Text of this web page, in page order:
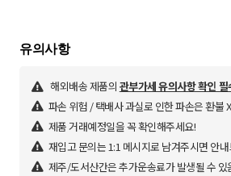
유의사항
해외배송 제품의 관부가세 유의사항 확인 필
파손 위험 / 택배사 과실로 인한 파손은 환불 X
제품 거래예정일을 꼭 확인해주세요!
재입고 문의는 1:1 메시지로 남겨주시면 안
제주/도서산간은 추가운송료가 발생될 수 있